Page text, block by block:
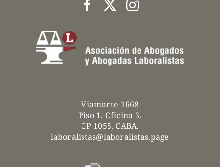
Viamonte 1668
Piso 1, Oficina 3.
CP 1055. CABA.
laboralistas@laboralistas.page